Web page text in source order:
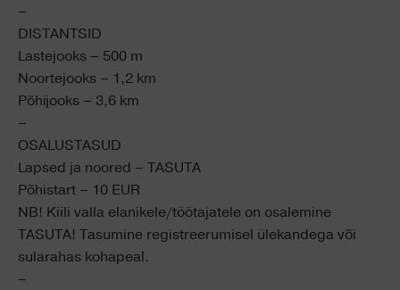
–
DISTANTSID
Lastejooks – 500 m
Noortejooks – 1,2 km
Põhijooks – 3,6 km
–
OSALUSTASUD
Lapsed ja noored – TASUTA
Põhistart – 10 EUR
NB! Kiili valla elanikele/töötajatele on osalemine
TASUTA! Tasumine registreerumisel ülekandega või
sularahas kohapeal.
–